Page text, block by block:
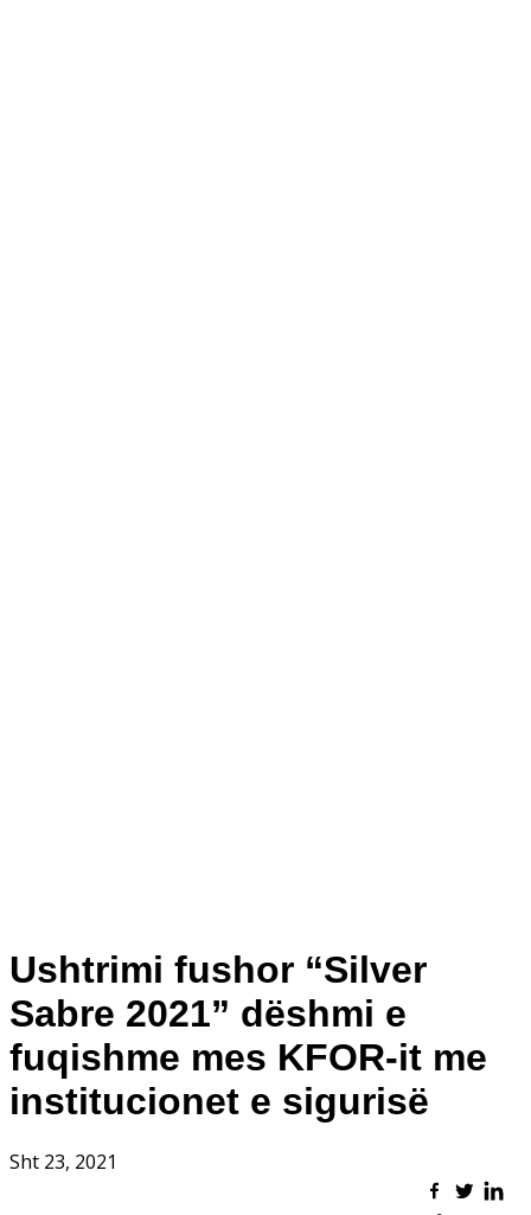
Ushtrimi fushor “Silver
Sabre 2021” dëshmi e
fuqishme mes KFOR-it me
institucionet e sigurisë
Sht 23, 2021